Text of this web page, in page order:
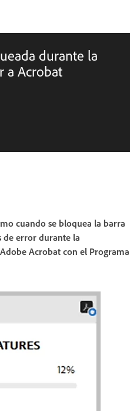
durante la
a Acrobat
cuando se bloquea la barra
de error durante la
Acrobat con el Programa